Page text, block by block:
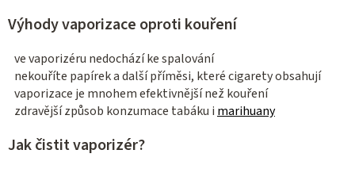
Výhody vaporizace oproti kouření
ve vaporizéru nedochází ke spalování
nekouříte papírek a další příměsi, které cigarety obsahují
vaporizace je mnohem efektivnější než kouření
zdravější způsob konzumace tabáku i marihuany
Jak čistit vaporizér?